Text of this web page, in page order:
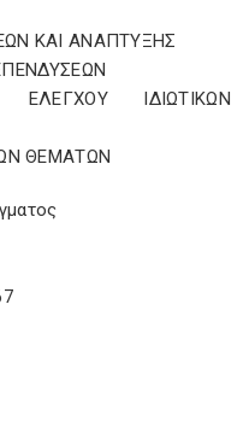
ΚΑΙ ΑΝΑΠΤΥΞΗΣ
ΙΔΙΩΤΙΚΩΝ
ΘΕΜΑΤΩΝ